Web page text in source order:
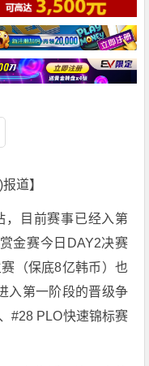
)报道】
，目前赛事已经入第
金赛今日DAY2决赛
（保底8亿韩币）也
入第一阶段的晋级争
#28 PLO快速锦标赛